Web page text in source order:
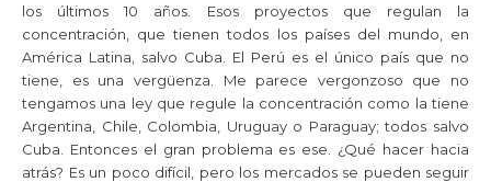
los últimos 10 años. Esos proyectos que regulan la
concentración, que tienen todos los países del mundo, en
América Latina, salvo Cuba. El Perú es el único país que no
tiene, es una vergüenza. Me parece vergonzoso que no
tengamos una ley que regule la concentración como la tiene
Argentina, Chile, Colombia, Uruguay o Paraguay; todos salvo
Cuba. Entonces el gran problema es ese. ¿Qué hacer hacia
atrás? Es un poco difícil, pero los mercados se pueden seguir